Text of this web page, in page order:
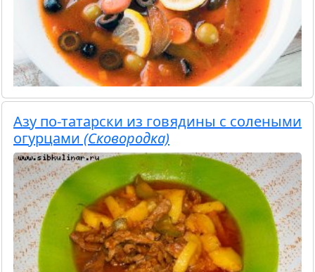
Азу по-татарски из говядины с солеными
огурцами (Сковородка)